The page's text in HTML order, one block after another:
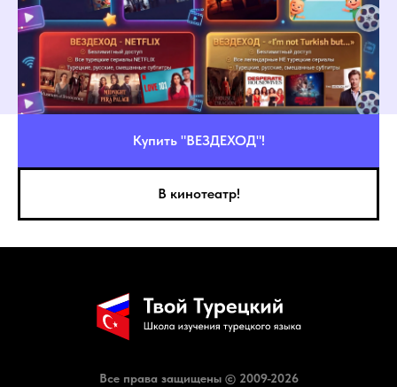
Купить "ВЕЗДЕХОД"!
В кинотеатр!
Все права защищены © 2009-2026